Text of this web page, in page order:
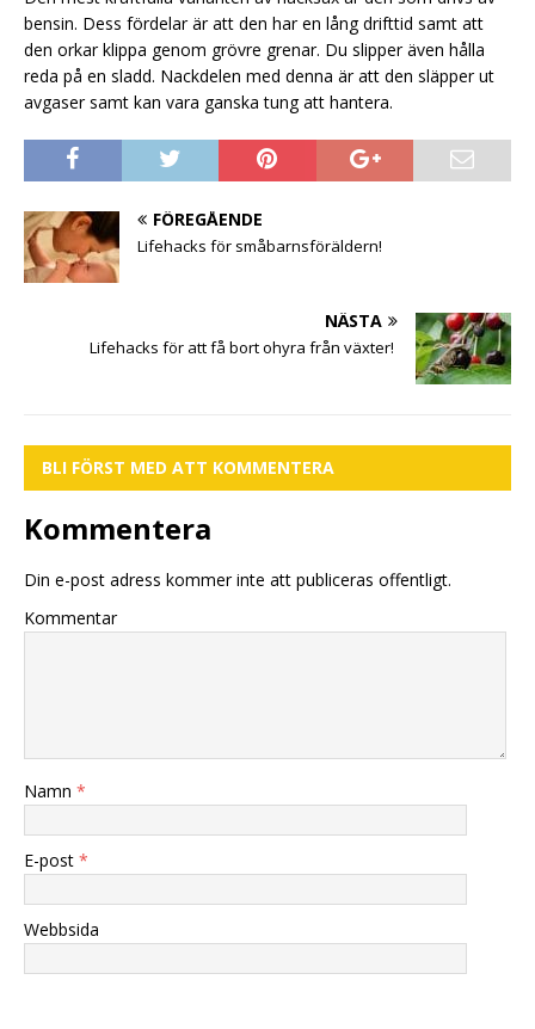
bensin. Dess fördelar är att den har en lång drifttid samt att
den orkar klippa genom grövre grenar. Du slipper även hålla
reda på en sladd. Nackdelen med denna är att den släpper ut
avgaser samt kan vara ganska tung att hantera.
FÖREGÅENDE
Lifehacks för småbarnsföräldern!
NÄSTA
Lifehacks för att få bort ohyra från växter!
BLI FÖRST MED ATT KOMMENTERA
Kommentera
Din e-post adress kommer inte att publiceras offentligt.
Kommentar
Namn *
E-post *
Webbsida